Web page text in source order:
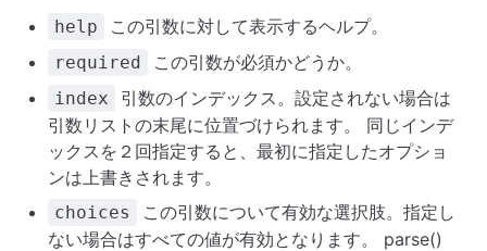
help この引数に対して表示するヘルプ。
required この引数が必須かどうか。
index
引数のインデックス。設定されない場合は
引数リストの末尾に位置づけられます。 同じインデ
ックスを２回指定すると、最初に指定したオプショ
ンは上書きされます。
choices
この引数について有効な選択肢。指定し
ない場合はすべての値が有効となります。 parse()